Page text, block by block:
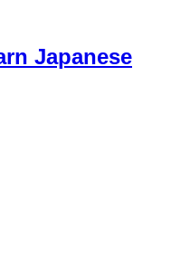
Japanese